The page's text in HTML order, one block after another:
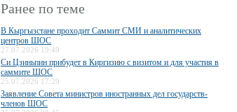
Ранее по теме
В Кыргызстане проходит Саммит СМИ и аналитических
центров ШОС
27.07.2026 19:49
Си Цзиньпин прибудет в Киргизию с визитом и для участия в
саммите ШОС
25.07.2026 17:29
Заявление Совета министров иностранных дел государств-
членов ШОС